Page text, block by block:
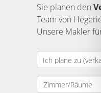
Sie planen den
Team von
Unsere Makler